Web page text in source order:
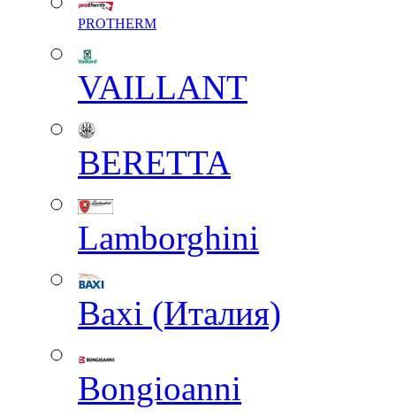
PROTHERM
VAILLANT
BERETTA
Lamborghini
Baxi (Италия)
Вongioanni